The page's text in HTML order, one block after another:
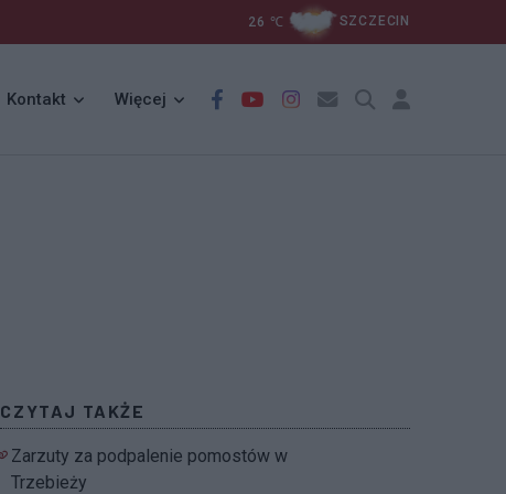
26 ℃ SZCZECIN
Kontakt Więcej
CZYTAJ TAKŻE
Zarzuty za podpalenie pomostów w
Trzebieży